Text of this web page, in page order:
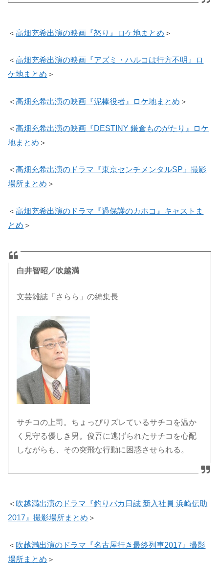
＜高畑充希出演の映画『怒り』ロケ地まとめ ＞
＜高畑充希出演の映画『アズミ・ハルコは行方不明』ロ
ケ地まとめ ＞
＜高畑充希出演の映画『泥棒役者』ロケ地まとめ ＞
＜高畑充希出演の映画『DESTINY 鎌倉ものがたり』ロケ
地まとめ ＞
＜高畑充希出演のドラマ『東京センチメンタルSP』撮影
場所まとめ ＞
＜高畑充希出演のドラマ『過保護のカホコ』キャストま
とめ ＞
白井智昭／吹越満
文芸雑誌「さらら」の編集長
サチコの上司。ちょっぴりズレているサチコを温か
く見守る優しき男。俊吾に逃げられたサチコを心配
しながらも、その突飛な行動に困惑させられる。
＜ 吹越満出演のドラマ『釣りバカ日誌 新入社員 浜崎伝助
2017』撮影場所まとめ ＞
＜ 吹越満出演のドラマ『名古屋行き最終列車2017』撮影
場所まとめ ＞